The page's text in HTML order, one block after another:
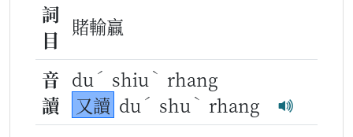
詞
目
賭輸贏
音
讀
du ˊ shiu ˋ rhang
又讀 du ˊ shu ˋ rhang